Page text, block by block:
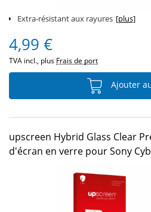
Extra-résistant aux rayures [plus]
4,99 €
TVA incl., plus Frais de port
Ajouter
upscreen Hybrid Glass Clear
d'écran en verre pour Sony